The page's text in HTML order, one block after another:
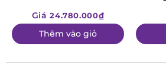
Giá 24.780.000₫
Thêm vào giỏ